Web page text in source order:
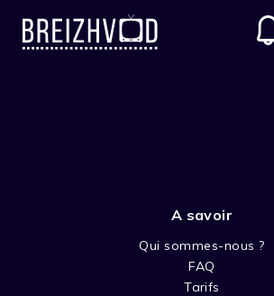
A savoir
Qui sommes-nous ?
FAQ
Tarifs